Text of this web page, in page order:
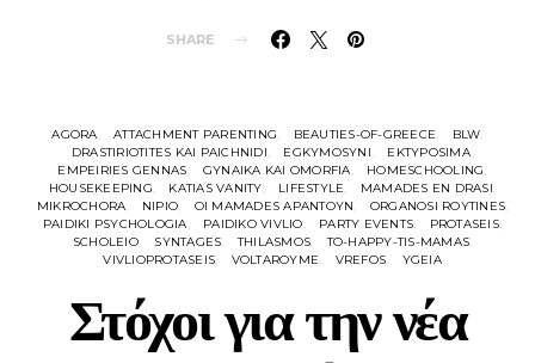
SHARE
AGORA ATTACHMENT PARENTING BEAUTIES-OF-GREECE
BLW
DRASTIRIOTITES KAI PAICHNIDI
EGKYMOSYNI
EKTYPOSIMA
EMPEIRIES GENNAS
GYNAIKA KAI OMORFIA
HOMESCHOOLING
HOUSEKEEPING
KATIAS VANITY LIFESTYLE
MAMADES EN DRASI
MIKROCHORA
NIPIO OI MAMADES APANTOYN
ORGANOSI ROYTINES
PAIDIKI PSYCHOLOGIA
PAIDIKO VIVLIO PARTY EVENTS
PROTASEIS
SCHOLEIO
SYNTAGES THILASMOS
TO-HAPPY-TIS-MAMAS
VIVLIOPROTASEIS
VOLTAROYME VREFOS YGEIA
Στόχοι για την νέα